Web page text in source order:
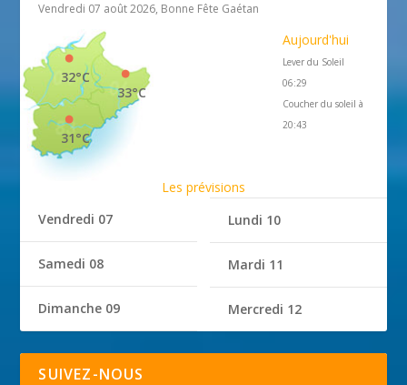
Vendredi 07 août 2026, Bonne Fête Gaétan
33°C
32°C
31°C
Aujourd'hui
Lever du Soleil
06:29
Coucher du soleil à
20:43
Les prévisions
Vendredi 07
Samedi 08
Dimanche 09
Lundi 10
Mardi 11
Mercredi 12
SUIVEZ-NOUS